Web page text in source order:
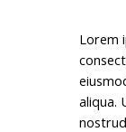
Lorem
aliqua.